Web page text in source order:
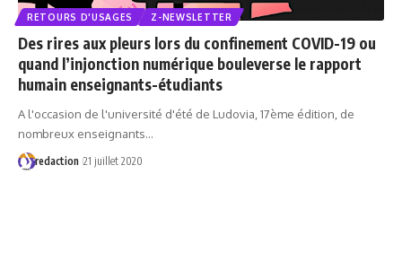
RETOURS D'USAGES Z-NEWSLETTER
Des rires aux pleurs lors du confinement COVID-19 ou
quand l’injonction numérique bouleverse le rapport
humain enseignants-étudiants
A l'occasion de l'université d'été de Ludovia, 17ème édition, de
nombreux enseignants…
redaction 21 juillet 2020